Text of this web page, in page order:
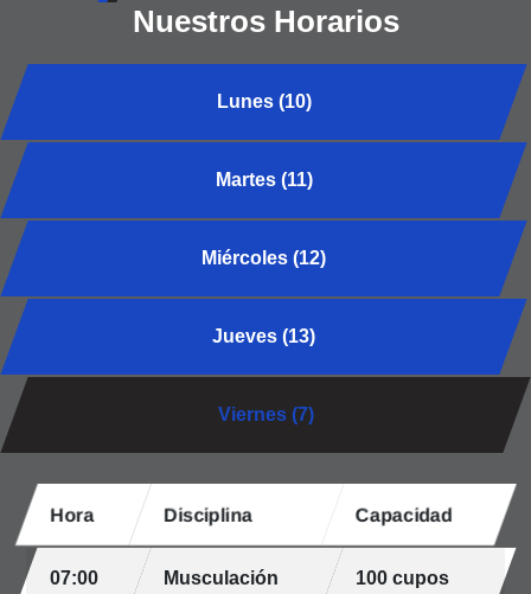
Nuestros Horarios
Lunes (10)
Martes (11)
Miércoles (12)
Jueves (13)
Viernes (7)
Hora Disciplina Capacidad
07:00 Musculación 100 cupos